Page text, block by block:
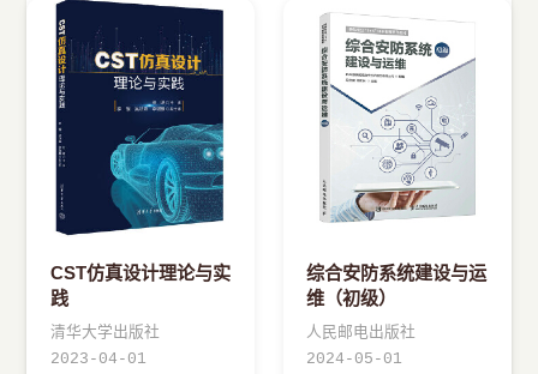
CST仿真设计理论与实
践
清华大学出版社
2023-04-01
综合安防系统建设与运
维（初级）
人民邮电出版社
2024-05-01